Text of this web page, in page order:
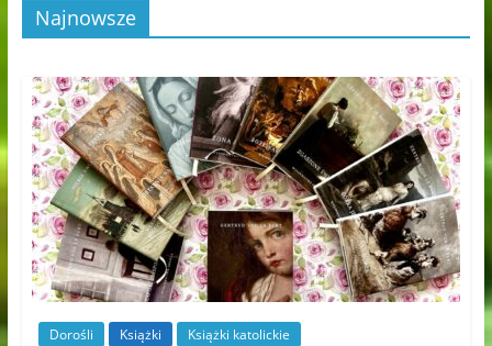
Najnowsze
Dorośli Książki Książki katolickie